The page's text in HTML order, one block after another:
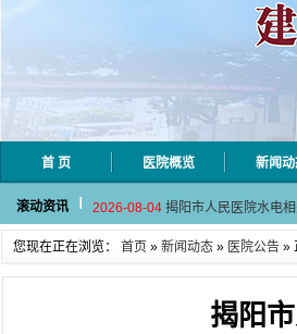
首 页 医院概览 新闻
滚动资讯
2026-08-06 揭阳市人民医院采集
2026-08-04 揭阳市人民医院水电
2026-07-31 学术聚力！妇儿分论坛
2026-07-31 以学术聚合力 | 运动健
揭阳市人民医院水电
您现在正在浏览： 首页 » 新闻动态 » 医院公告 »
揭阳